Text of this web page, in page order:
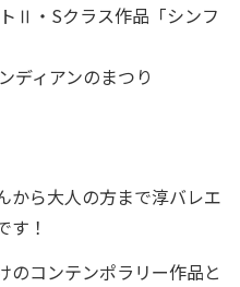
・Sクラス作品「シンフ
ィアンのまつり
から大人の方まで淳バレエ
す！
のコンテンポラリー作品と